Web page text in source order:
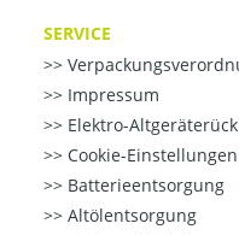
SERVICE
Impressum
Elektro-
Cookie-Einstellungen
Batterieentsorgung
Altölentsorgung